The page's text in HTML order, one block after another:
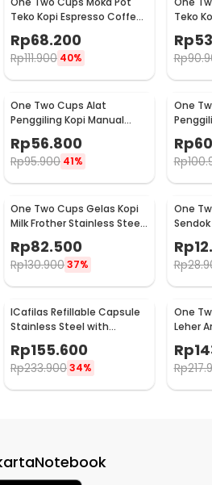
Teko Kopi Espresso Coffee
Stovetop 4 Cup 200ml -
Z20
Rp68.200
Rp111.900 40%
Teko
Z20
Rp
Rp
One Two Cups Alat
Penggiling Kopi Manual
Coffee Grinder 160ml -
CF012
Rp56.800
Rp95.900 41%
One
-Rp
Rp
One Two Cups Gelas Kopi
Milk Frother Stainless Steel
400ml - WZ0011
Rp82.500
Rp130.90037%
One
Rp
Rp
ICafilas Refillable Capsule
Stainless Steel with
Tamper for Nespresso -
F456
Rp155.600
Rp233.90034%
One
Leher
Kettle
Rp
Rp